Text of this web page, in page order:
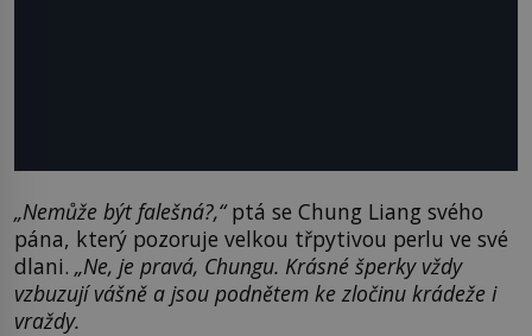
„Nemůže býtfalešná?,“ptá se Chung Liang svého
pána, který pozoruje velkou třpytivou perlu ve své
dlani. „Ne, je pravá, Chungu. Krásné šperky vždy
vzbuzují vášně a jsou podnětem ke zločinu krádeže i
vraždy.